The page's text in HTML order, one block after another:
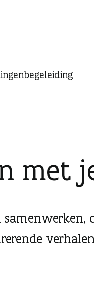
met